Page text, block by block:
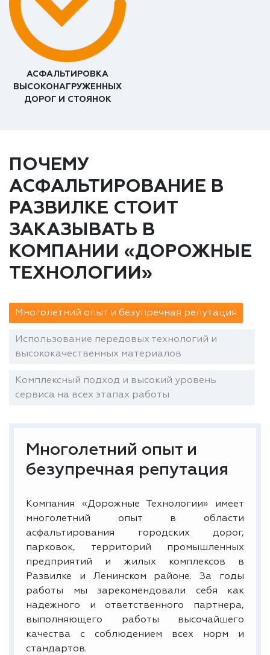
АСФАЛЬТИРОВКА
ВЫСОКОНАГРУЖЕННЫХ
ДОРОГ И СТОЯНОК
ПОЧЕМУ
АСФАЛЬТИРОВАНИЕ В
РАЗВИЛКЕ СТОИТ
ЗАКАЗЫВАТЬ В
КОМПАНИИ «ДОРОЖНЫЕ
ТЕХНОЛОГИИ»
Многолетний опыт и безупречная репутация
Использование передовых технологий и
высококачественных материалов
Комплексный подход и высокий уровень
сервиса на всех этапах работы
Многолетний опыт и
безупречная репутация
Компания «Дорожные Технологии» имеет
многолетний опыт в области
асфальтирования городских дорог,
парковок, территорий промышленных
предприятий и жилых комплексов в
Развилке и Ленинском районе. За годы
работы мы зарекомендовали себя как
надежного и ответственного партнера,
выполняющего работы высочайшего
качества с соблюдением всех норм и
стандартов.